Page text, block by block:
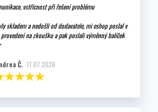
vstřícnost při řešení problému
skladem a nedošli od dodavatele, mi eshop poslal v
na zkoušku a pak poslali výměnný balíček
Č. 17.07.2026